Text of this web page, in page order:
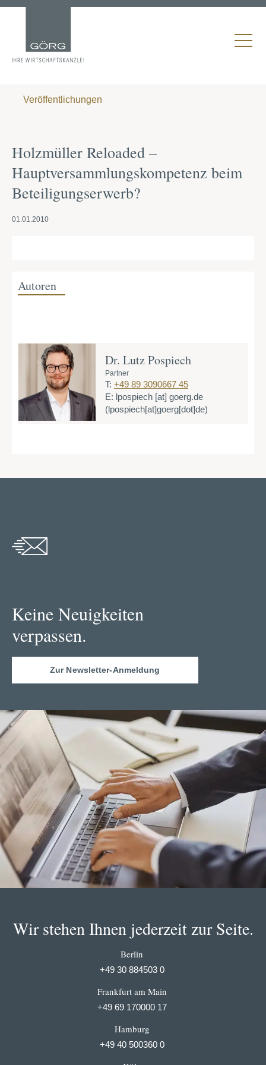
Veröffentlichungen
Holzmüller Reloaded –
Hauptversammlungskompetenz beim
Beteiligungserwerb?
01.01.2010
Autoren
Dr. Lutz Pospiech
Partner
T: +49 89 3090667 45
E: lpospiech [at] goerg.de
(lpospiech[at]goerg[dot]de)
Keine Neuigkeiten
verpassen.
Zur Newsletter-Anmeldung
Wir stehen Ihnen jederzeit zur Seite.
Berlin
+49 30 884503 0
Frankfurt am Main
+49 69 170000 17
Hamburg
+49 40 500360 0